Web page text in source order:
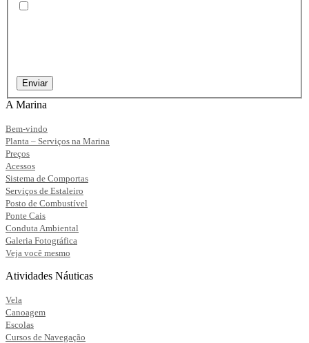
Enviar
A Marina
Bem-vindo
Planta – Serviços na Marina
Preços
Acessos
Sistema de Comportas
Serviços de Estaleiro
Posto de Combustível
Ponte Cais
Conduta Ambiental
Galeria Fotográfica
Veja você mesmo
Atividades Náuticas
Vela
Canoagem
Escolas
Cursos de Navegação